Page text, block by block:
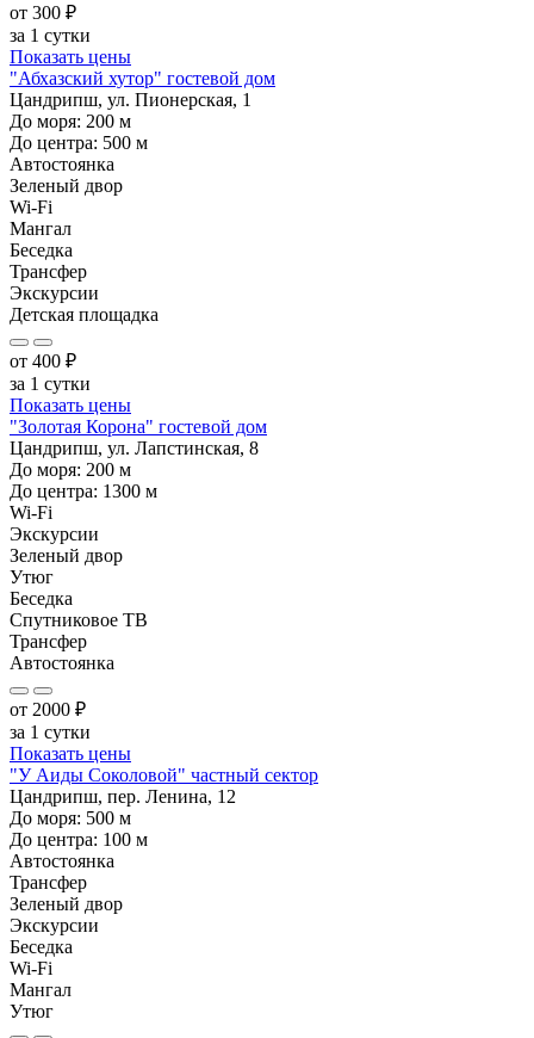
от 300 ₽
за 1 сутки
Показать цены
"Абхазский хутор" гостевой дом
Цандрипш, ул. Пионерская, 1
До моря: 200 м
До центра: 500 м
Автостоянка
Зеленый двор
Wi-Fi
Мангал
Беседка
Трансфер
Экскурсии
Детская площадка
от 400 ₽
за 1 сутки
Показать цены
"Золотая Корона" гостевой дом
Цандрипш, ул. Лапстинская, 8
До моря: 200 м
До центра: 1300 м
Wi-Fi
Экскурсии
Зеленый двор
Утюг
Беседка
Спутниковое ТВ
Трансфер
Автостоянка
от 2000 ₽
за 1 сутки
Показать цены
"У Аиды Соколовой" частный сектор
Цандрипш, пер. Ленина, 12
До моря: 500 м
До центра: 100 м
Автостоянка
Трансфер
Зеленый двор
Экскурсии
Беседка
Wi-Fi
Мангал
Утюг